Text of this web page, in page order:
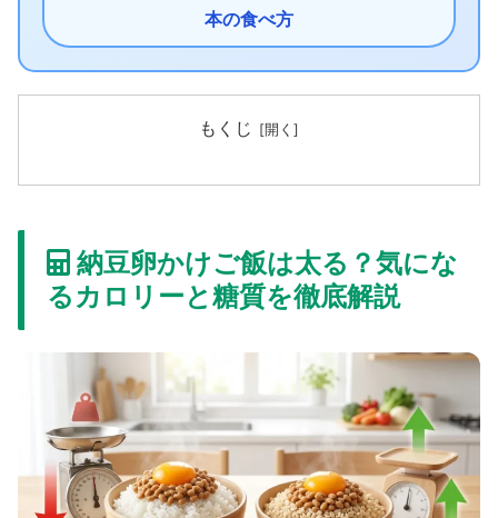
本の食べ方
もくじ
納豆卵かけご飯は太る？気にな
るカロリーと糖質を徹底解説